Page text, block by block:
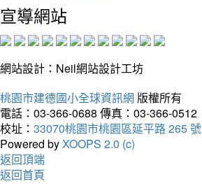
宣導網站
網站設計：Neil網站設計工坊
桃園市建德國小全球資訊網 版權所有
電話：03-366-0688 傳真：03-366-0512
校址： 33070桃園市桃園區延平路 265 號
Powered byXOOPS 2.0 (c)
返回頂端
返回首頁